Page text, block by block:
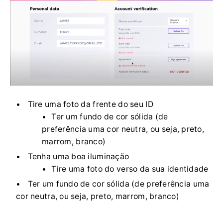
Tire uma foto da frente do seu ID
Ter um fundo de cor sólida (de
preferência uma cor neutra, ou seja, preto,
marrom, branco)
Tenha uma boa iluminação
Tire uma foto do verso da sua identidade
Ter um fundo de cor sólida (de preferência uma
cor neutra, ou seja, preto, marrom, branco)